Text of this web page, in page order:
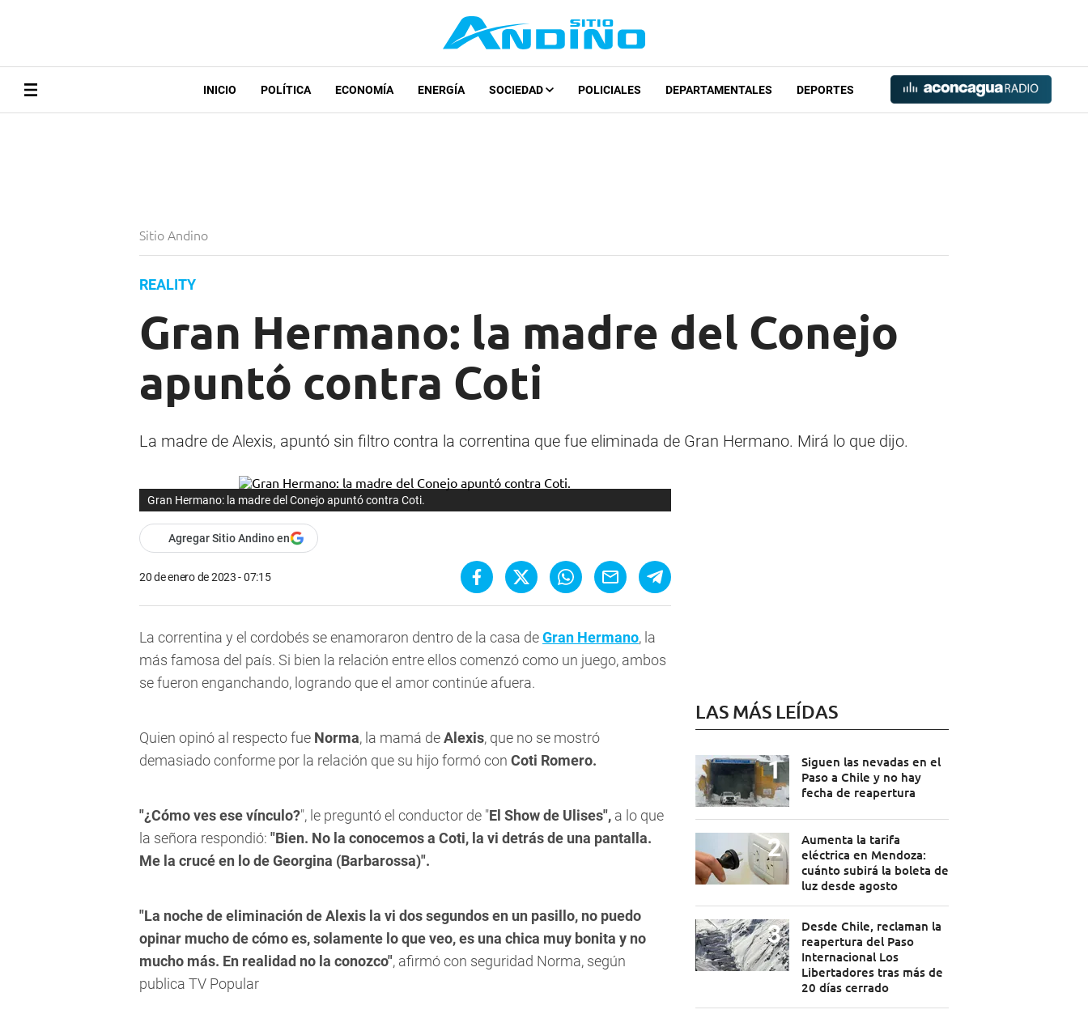
INICIO POLÍTICA ECONOMÍA ENERGÍA SOCIEDAD POLICIALES DEPARTAMENTALES DEPORTES
Sitio Andino
REALITY
Gran Hermano: la madre del Conejo
apuntó contra Coti
La madre de Alexis, apuntó sin filtro contra la correntina que fue eliminada de Gran Hermano. Mirá lo que dijo.
Gran Hermano: la madre del Conejo apuntó contra Coti.
Agregar Sitio Andino en
20 de enero de 2023 - 07:15
La correntina y el cordobés se enamoraron dentro de la casa deGran Hermano, la
más famosa del país. Si bien la relación entre ellos comenzó como un juego, ambos
se fueron enganchando, logrando que el amor continúe afuera.
Quien opinó al respecto fue Norma, la mamá deAlexis, que no se mostró
demasiado conforme por la relación que su hijo formó con Coti Romero.
"¿Cómo ves ese vínculo?", le preguntó el conductor de "El Show de Ulises", a lo que
la señora respondió: "Bien. No la conocemos a Coti, la vi detrás de una pantalla.
Me la crucé en lo de Georgina (Barbarossa)".
"La noche de eliminación de Alexis la vi dos segundos en un pasillo, no puedo
opinar mucho de cómo es, solamente lo que veo, es una chica muy bonita y no
mucho más. En realidad no la conozco", afirmó con seguridad Norma, según
publica TV Popular
LAS MÁS LEÍDAS
Siguen las nevadas en el
Paso a Chile y no hay
fecha de reapertura
Aumenta la tarifa
eléctrica en Mendoza:
cuánto subirá la boleta de
luz desde agosto
Desde Chile, reclaman la
reapertura del Paso
Internacional Los
Libertadores tras más de
20 días cerrado